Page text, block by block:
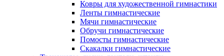
Ковры для художественной гимнастики
Ленты гимнастические
Мячи гимнастические
Обручи гимнастические
Помосты гимнастические
Скакалки гимнастические